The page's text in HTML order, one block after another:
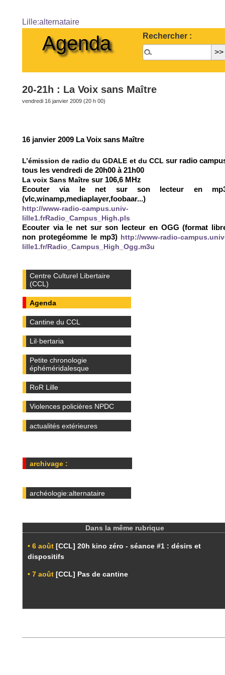
Lille:alternataire
Agenda Rechercher :
20-21h : La Voix sans Maître
vendredi 16 janvier 2009 (20 h 00)
16 janvier 2009 La Voix sans Maître
L’émission de radio du GDALE et du CCL sur radio
tous les vendredi de 20h00 à 21h00
La voix Sans Maître sur 106,6 MHz
Ecouter via le net sur son lecteur en
(vlc,winamp,mediaplayer,foobaar...)
http://www-radio-campus.univ-
lille1.frRadio_Campus_High.pls
Ecouter via le net sur son lecteur en OGG (format
non protegéomme le mp3) http://www-radio-
lille1.fr/Radio_Campus_High_Ogg.m3u
Centre Culturel Libertaire
(CCL)
Agenda
Cantine du CCL
Lil·bertaria
Petite chronologie
éphéméridalesque
RoR Lille
Violences policières NPDC
actualités extérieures
archivage :
archéologie:alternataire
Dans la même rubrique
• 6 août [CCL] 20h kino zéro - séance #1 : désirs et
dispositifs
• 7 août [CCL] Pas de cantine